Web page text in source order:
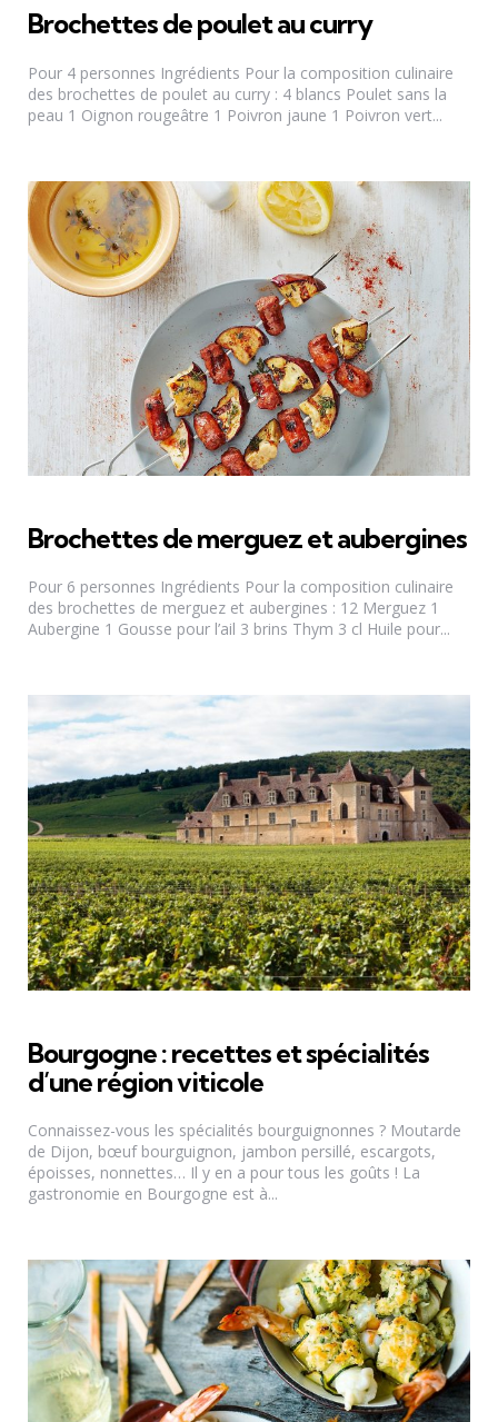
Brochettes de poulet au curry
Pour 4 personnes Ingrédients Pour la composition culinaire
des brochettes de poulet au curry : 4 blancs Poulet sans la
peau 1 Oignon rougeâtre 1 Poivron jaune 1 Poivron vert...
Brochettes de merguez et aubergines
Pour 6 personnes Ingrédients Pour la composition culinaire
des brochettes de merguez et aubergines : 12 Merguez 1
Aubergine 1 Gousse pour l’ail 3 brins Thym 3 cl Huile pour...
Bourgogne : recettes et spécialités
d’une région viticole
Connaissez-vous les spécialités bourguignonnes ? Moutarde
de Dijon, bœuf bourguignon, jambon persillé, escargots,
époisses, nonnettes… Il y en a pour tous les goûts ! La
gastronomie en Bourgogne est à...